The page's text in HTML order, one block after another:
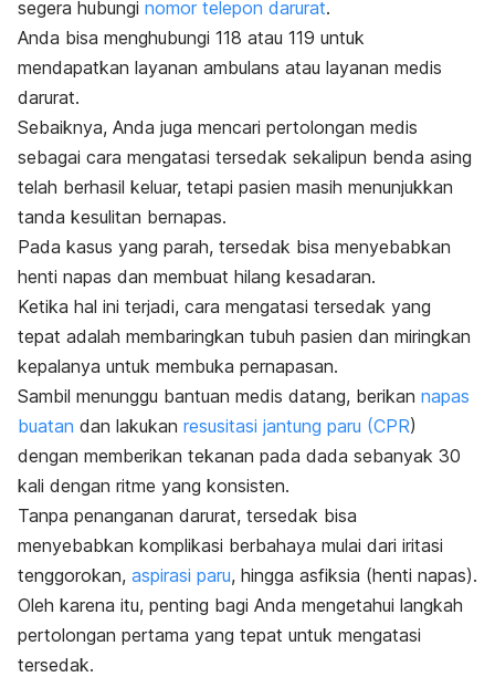
segera hubungi nomor telepon darurat.
Anda bisa menghubungi 118 atau 119 untuk
mendapatkan layanan ambulans atau layanan medis
darurat.
Sebaiknya, Anda juga mencari pertolongan medis
sebagai cara mengatasi tersedak sekalipun benda asing
telah berhasil keluar, tetapi pasien masih menunjukkan
tanda kesulitan bernapas.
Pada kasus yang parah, tersedak bisa menyebabkan
henti napas dan membuat hilang kesadaran.
Ketika hal ini terjadi, cara mengatasi tersedak yang
tepat adalah membaringkan tubuh pasien dan miringkan
kepalanya untuk membuka pernapasan.
Sambil menunggu bantuan medis datang, berikan napas
buatan dan lakukan resusitasi jantung paru (CPR)
dengan memberikan tekanan pada dada sebanyak 30
kali dengan ritme yang konsisten.
Tanpa penanganan darurat, tersedak bisa
menyebabkan komplikasi berbahaya mulai dari iritasi
tenggorokan, aspirasi paru, hingga asfiksia (henti napas).
Oleh karena itu, penting bagi Anda mengetahui langkah
pertolongan pertama yang tepat untuk mengatasi
tersedak.